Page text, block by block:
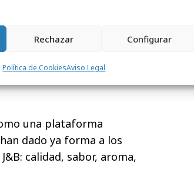
Rechazar Configurar
Política de CookiesAviso Legal
una plataforma
dado ya forma a los
calidad, sabor, aroma,